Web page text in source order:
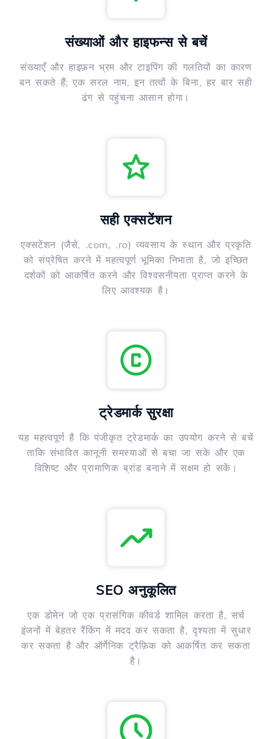
संख्याओं और हाइफन्स से बचें
संख्याएँ और हाइफ़न भ्रम और टाइपिंग की गलतियों का कारण
बन सकते हैं; एक सरल नाम, इन तत्वों के बिना, हर बार सही
ढंग से पहुंचना आसान होगा।
सही एक्सटेंशन
एक्सटेंशन (जैसे, .com, .ro) व्यवसाय के स्थान और प्रकृति
को संप्रेषित करने में महत्वपूर्ण भूमिका निभाता है, जो इच्छित
दर्शकों को आकर्षित करने और विश्वसनीयता प्राप्त करने के
लिए आवश्यक है।
ट्रेडमार्क सुरक्षा
यह महत्वपूर्ण है कि पंजीकृत ट्रेडमार्क का उपयोग करने से बचें
ताकि संभावित कानूनी समस्याओं से बचा जा सके और एक
विशिष्ट और प्रामाणिक ब्रांड बनाने में सक्षम हो सकें।
SEO अनुकूलित
एक डोमेन जो एक प्रासंगिक कीवर्ड शामिल करता है, सर्च
इंजनों में बेहतर रैंकिंग में मदद कर सकता है, दृश्यता में सुधार
कर सकता है और ऑर्गेनिक ट्रैफ़िक को आकर्षित कर सकता
है।